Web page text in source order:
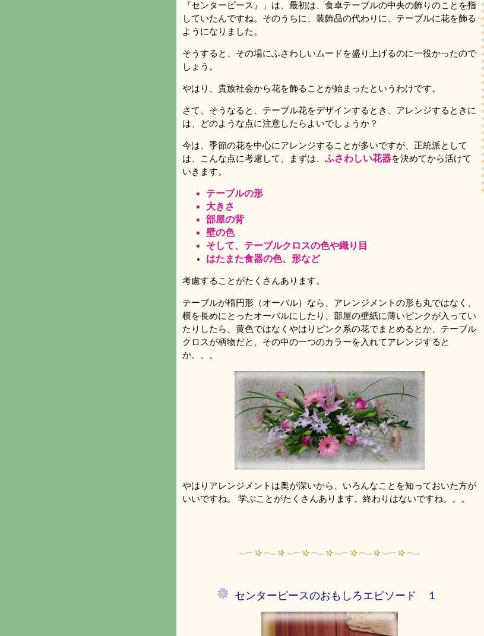
『センターピース』」は、最初は、食卓テーブルの中央の飾りのことを指
していたんですね。そのうちに、装飾品の代わりに、テーブルに花を飾る
ようになりました。
そうすると、その場にふさわしいムードを盛り上げるのに一役かったので
しょう。
やはり、貴族社会から花を飾ることが始まったというわけです。
さて、そうなると、テーブル花をデザインするとき、アレンジするときに
は、どのような点に注意したらよいでしょうか？
今は、季節の花を中心にアレンジすることが多いですが、正統派として
は、こんな点に考慮して、まずは、 ふさわしい花器を決めてから活けて
いきます。
テーブルの形
大きさ
部屋の背
壁の色
そして、テーブルクロスの色や織り目
はたまた食器の色、形など
考慮することがたくさんあります。
テーブルが楕円形（オーバル）なら、アレンジメントの形も丸ではなく、
横を長めにとったオーバルにしたり、部屋の壁紙に薄いピンクが入ってい
たりしたら、黄色ではなくやはりピンク系の花でまとめるとか、テーブル
クロスが柄物だと、その中の一つのカラーを入れてアレンジすると
か。。。
やはりアレンジメントは奥が深いから、いろんなことを知っておいた方が
いいですね。 学ぶことがたくさんあります。終わりはないですね。。。
センターピースのおもしろエピソード １